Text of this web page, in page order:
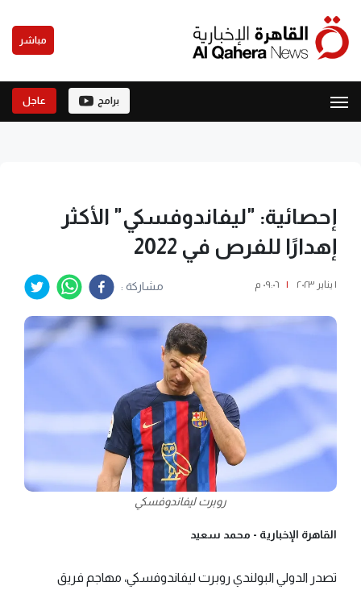
مباشر
برامج عاجل
إحصائية: "ليفاندوفسكي" الأكثر
إهدارًا للفرص في 2022
١ يناير ٢٠٢٣ | ٠٩:٠٦ م مشاركة :
روبرت ليفاندوفسكي
القاهرة الإخبارية - محمد سعيد
تصدر الدولي البولندي روبرت ليفاندوفسكي، مهاجم فريق